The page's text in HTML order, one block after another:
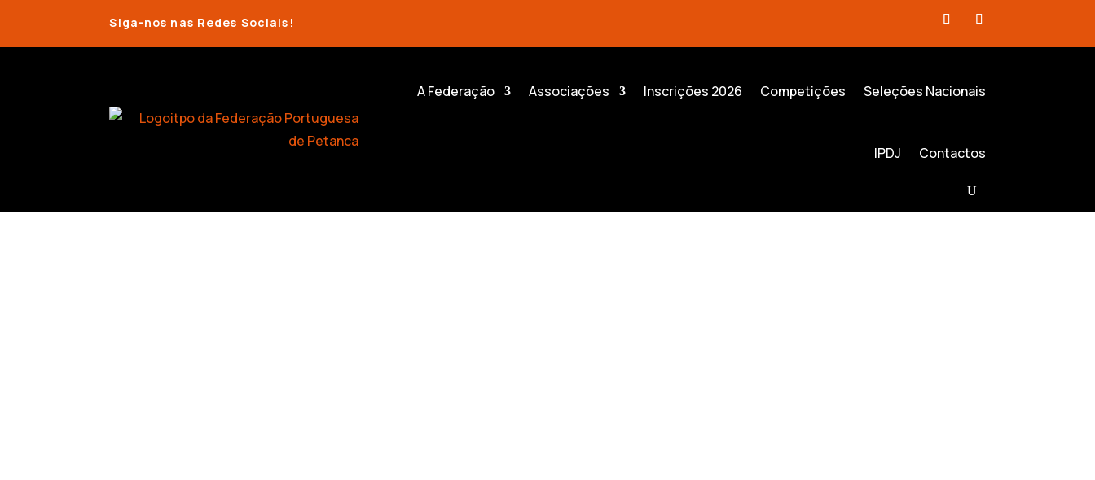
Siga-nos nas Redes Sociais!
A Federação Associações Inscrições 2026 Competições Seleções Nacionais
IPDJ Contactos